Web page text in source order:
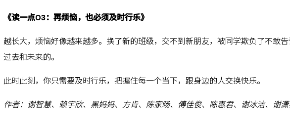
《读一点03：再烦恼，也必须及时行乐》
越长大，烦恼好像越来越多。换了新的班级，交不到新朋友，被同学欺负了不敢
过去和未来的。
此时此刻，你只需要及时行乐，把握住每一个当下，跟身边的人交换快乐。
作者：谢智慧、赖宇欣、黑妈妈、方肯、陈家旸、傅佳俊、陈惠君、谢冰洁、谢